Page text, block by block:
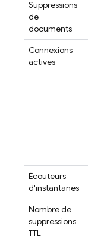
Suppressions
de
documents
Connexions
actives
Écouteurs
d'instantanés
Nombre de
suppressions
TTL